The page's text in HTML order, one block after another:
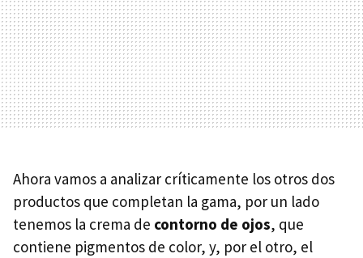
Ahora vamos a analizar críticamente los otros dos
productos que completan la gama, por un lado
tenemos la crema de contorno de ojos, que
contiene pigmentos de color, y, por el otro, el